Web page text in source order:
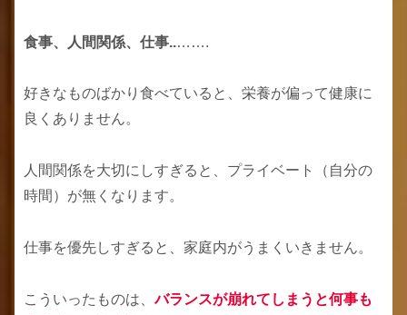
食事、人間関係、仕事..…….
好きなものばかり食べていると、栄養が偏って健康に
良くありません。
人間関係を大切にしすぎると、プライベート（自分の
時間）が無くなります。
仕事を優先しすぎると、家庭内がうまくいきません。
こういったものは、バランスが崩れてしまうと何事も